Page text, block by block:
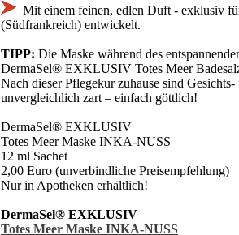
Mit einem feinen, edlen Duft - exklusiv
(Südfrankreich) entwickelt.
TIPP: Die Maske während des
DermaSel® EXKLUSIV Totes Meer
Nach dieser Pflegekur zuhause sind
unvergleichlich zart – einfach göttlich!
DermaSel® EXKLUSIV
Totes Meer Maske INKA-NUSS
12 ml Sachet
2,00 Euro (unverbindliche Preisempfehlung)
Nur in Apotheken erhältlich!
DermaSel® EXKLUSIV
Totes Meer Maske INKA-NUSS